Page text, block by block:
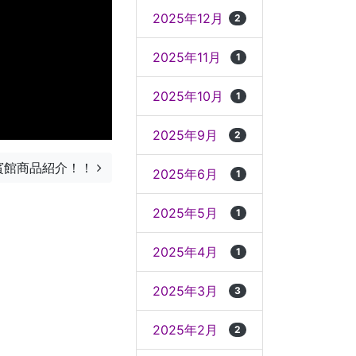
商品紹介！！
2025年12月 2
2025年11月 1
2025年10月 1
2025年9月 2
2025年6月 1
2025年5月 1
2025年4月 1
2025年3月 3
2025年2月 2